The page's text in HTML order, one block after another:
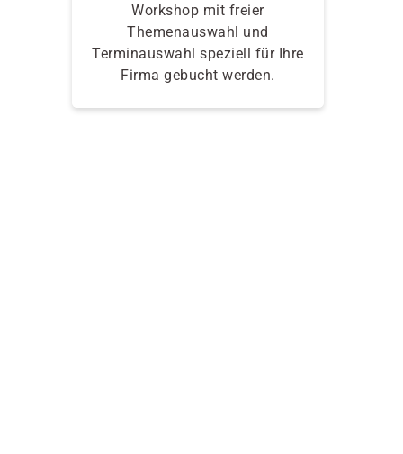
Workshop mit freier
Themenauswahl und
Terminauswahl speziell für Ihre
Firma gebucht werden.